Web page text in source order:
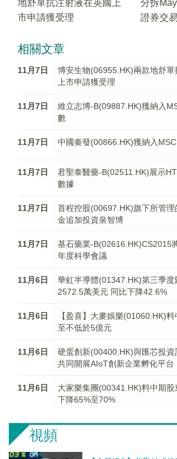
地舒單抗注射液在英國上
市申請獲受理
分拆
證券交
相關文章
11月7日
博安生物(06955.HK)兩款地舒單
上市申請獲受理
11月7日
維立志博-B(09887.HK)獲納入
數
11月7日 中國秦發(00866.HK)獲納入
11月7日
君聖泰醫藥-B(02511.HK)展示
數據
11月7日
首程控股(00697.HK)旗下所管
金追加投資泉智博
11月7日
基石藥業-B(02616.HK)CS2015
年度科學會議
11月6日
華虹半導體(01347.HK)第三季度
2572.5萬美元 同比下降42.6%
11月6日
【盈喜】大麥娛樂(01060.HK)
至不低於5億元
11月6日
硬蛋創新(00400.HK)與匯芯投
共同開展AIoT創新企業孵化平台
11月6日
大家樂集團(00341.HK)料中期股
下降65%至70%
視頻